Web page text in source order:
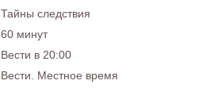
Тайны следствия
60 минут
Вести в 20:00
Вести. Местное время